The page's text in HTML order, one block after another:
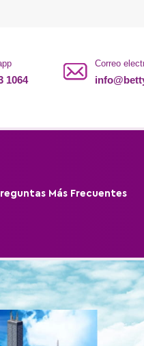
1064
Correo
Más Frecuentes